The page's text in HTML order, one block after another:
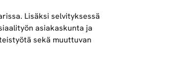
Lisäksi selvityksessä
asiakaskunta ja
sekä muuttuvan